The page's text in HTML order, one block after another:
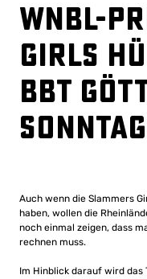
WNBL-
Girls
BBT
Sonntag
Auch wenn die Slammers
haben, wollen die
noch einmal zeigen, dass
rechnen muss.
Im Hinblick darauf wird das